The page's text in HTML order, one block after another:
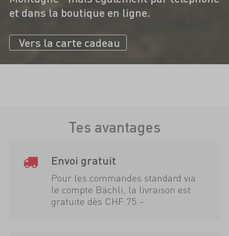
et dans la boutique en ligne.
Vers la carte cadeau
Tes avantages
Envoi gratuit
Pour les commandes standard via
le compte Bächli, la livraison est
gratuite dès CHF 75.–.